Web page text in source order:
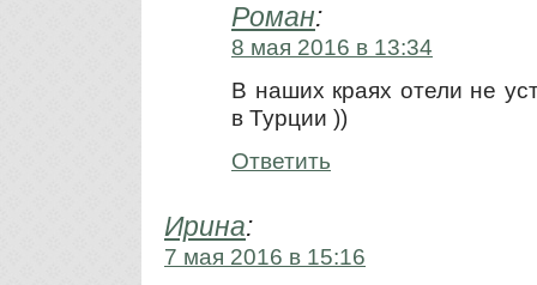
Роман:
8 мая 2016 в 13:34
В наших краях отели не
в Турции ))
Ответить
Ирина:
7 мая 2016 в 15:16